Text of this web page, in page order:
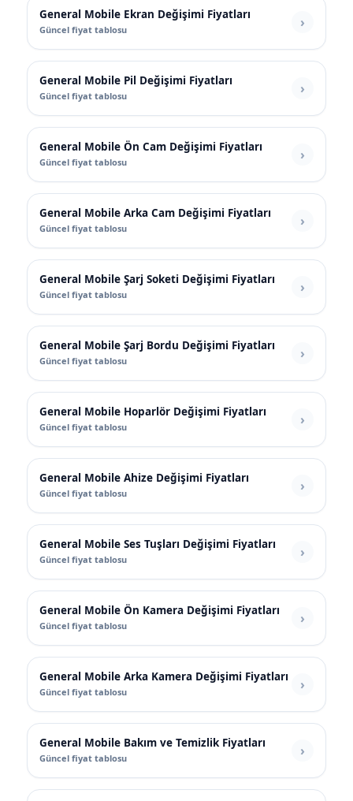
General Mobile Ekran Değişimi Fiyatları
Güncel fiyat tablosu
General Mobile Pil Değişimi Fiyatları
Güncel fiyat tablosu
General Mobile Ön Cam Değişimi Fiyatları
Güncel fiyat tablosu
General Mobile Arka Cam Değişimi Fiyatları
Güncel fiyat tablosu
General Mobile Şarj Soketi Değişimi Fiyatları
Güncel fiyat tablosu
General Mobile Şarj Bordu Değişimi Fiyatları
Güncel fiyat tablosu
General Mobile Hoparlör Değişimi Fiyatları
Güncel fiyat tablosu
General Mobile Ahize Değişimi Fiyatları
Güncel fiyat tablosu
General Mobile Ses Tuşları Değişimi Fiyatları
Güncel fiyat tablosu
General Mobile Ön Kamera Değişimi Fiyatları
Güncel fiyat tablosu
General Mobile Arka Kamera Değişimi Fiyatları
Güncel fiyat tablosu
General Mobile Bakım ve Temizlik Fiyatları
Güncel fiyat tablosu